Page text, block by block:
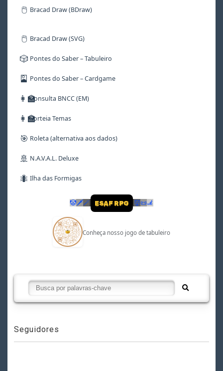
🖱️ Bracad Draw (BDraw)
🖱️ Bracad Draw (SVG)
🎲 Pontes do Saber – Tabuleiro
🎴 Pontes do Saber – Cardgame
👩‍🏫Consulta BNCC (EM)
👩‍🏫Sorteia Temas
🎯 Roleta (alternativa aos dados)
🚢 N.A.V.A.L. Deluxe
🐜 Ilha das Formigas
🤡 🗡🪄 ESAF RPG 👹📜🦼
Conheça nosso jogo de tabuleiro
Seguidores